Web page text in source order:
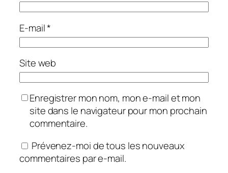
E-mail*
Site web
Enregistrer mon nom, mon e-mail et mon
site dans le navigateur pour mon prochain
commentaire.
Prévenez-moi de tous les nouveaux
commentaires par e-mail.